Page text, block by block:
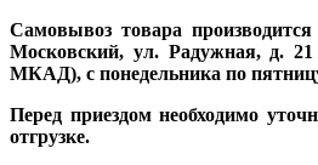
Самовывоз товара
Московский, ул. Радужная, д.
МКАД), с понедельника по
Перед приездом необходимо
отгрузке.